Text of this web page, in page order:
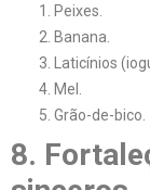
Peixes.
Banana.
Laticínios
Mel.
Grão-de-bico.
8.